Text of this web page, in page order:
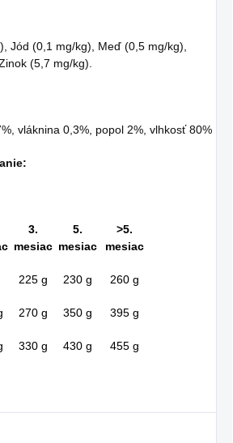
Jód (0,1 mg/kg), Meď (0,5 mg/kg),
(5,7 mg/kg).
vláknina 0,3%, popol 2%, vlhkosť 80%
3.
mesiac
5.
mesiac
>5.
mesiac
225 g 230 g 260 g
270 g 350 g 395 g
330 g 430 g 455 g